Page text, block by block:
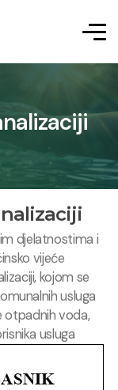
djelatnostima i
vijeće
kojom se
usluga
otpadnih voda,
usluga